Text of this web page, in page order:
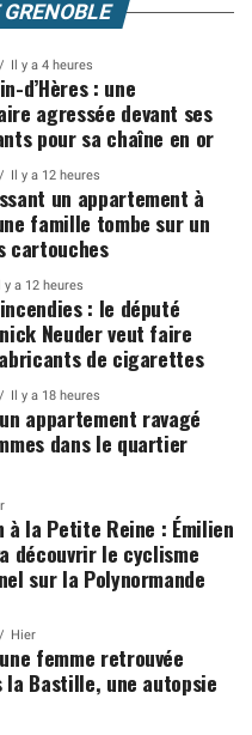
Il y a 4 heures
d’Hères : une
agressée devant ses
pour sa chaîne en or
Il y a 12 heures
un appartement à
famille tombe sur un
cartouches
y a 12 heures
: le député
Neuder veut faire
de cigarettes
Il y a 18 heures
appartement ravagé
dans le quartier
à la Petite Reine : Émilien
découvrir le cyclisme
sur la Polynormande
Hier
femme retrouvée
la Bastille, une autopsie